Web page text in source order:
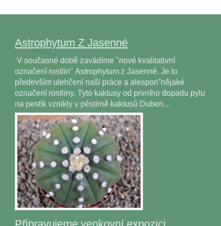
Astrophytum Z Jasenné
V současné době zavádíme "nové kvalitativní
označení rostlin" Astrophytum z Jasenné. Je to
především ulehčení naší práce a alesponˇnějaké
označení rostliny. Tyto kaktusy od prvního dopadu pylu
na pestík vznikly v pěstírně kaktusů Duben…